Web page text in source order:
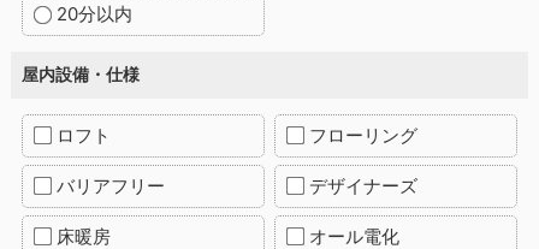
20分以内
屋内設備・仕様
ロフト フローリング
バリアフリー デザイナーズ
床暖房 オール電化